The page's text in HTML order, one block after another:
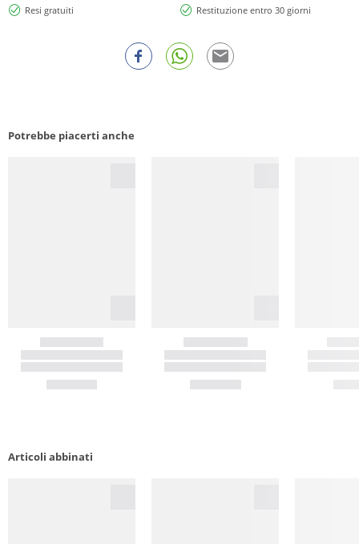
Resi gratuiti Restituzione entro 30 giorni
Potrebbe piacerti anche
Articoli abbinati